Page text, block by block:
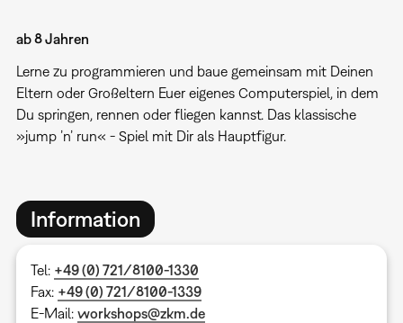
ab 8 Jahren
Lerne zu programmieren und baue gemeinsam mit Deinen
Eltern oder Großeltern Euer eigenes Computerspiel, in dem
Du springen, rennen oder fliegen kannst. Das klassische
»jump ’n’ run« - Spiel mit Dir als Hauptfigur.
Information
Tel: +49 (0) 721/8100-1330
Fax: +49 (0) 721/8100-1339
E-Mail: workshops@zkm.de